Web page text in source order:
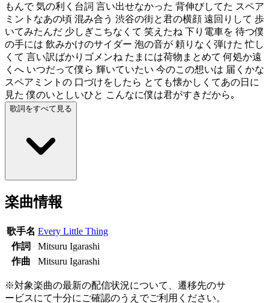
もんで 気の利く台詞 言い出せなかった 背伸びしてた スペア
ミントなあの頃 混み合う 渋谷の街と君の横顔 遠回りして 歩
いてみたんだ 少しぎこちなくて 笑えたね 下り電車を 待つ僕
の手には 飲みかけのサイダー 泡の音が 頼りなく弾けた 忙し
くて 言い訳ばかりゴメンね たまには荷物まとめて 何処か遠
くへ いつだって僕ら 輝いていたい 今のこの想いは 届くかな
スペアミントの 口づけをしたら とても懐かしくてあの日に
見た 僕のいとしいひと こんなに僕は君がすきだから｡
歌詞をすべて見る
楽曲情報
歌手名 Every Little Thing
作詞
Mitsuru Igarashi
作曲
Mitsuru Igarashi
※対象楽曲の最新の配信状況について、遷移先のサ
ービスにて十分にご確認のうえでご利用ください。